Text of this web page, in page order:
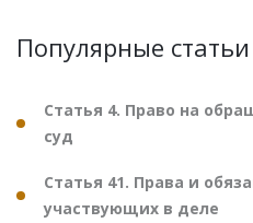
Популярные статьи
Статья 4. Право на
суд
Статья 41. Права и
участвующих в деле